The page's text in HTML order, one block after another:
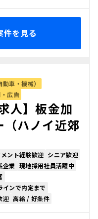
件を見る
車・機械）
広告
人】板金加
ハノイ近郊
ント経験歓迎 シニア歓迎
企業 現地採用社員活躍中
インで内定まで
迎 高給 / 好条件